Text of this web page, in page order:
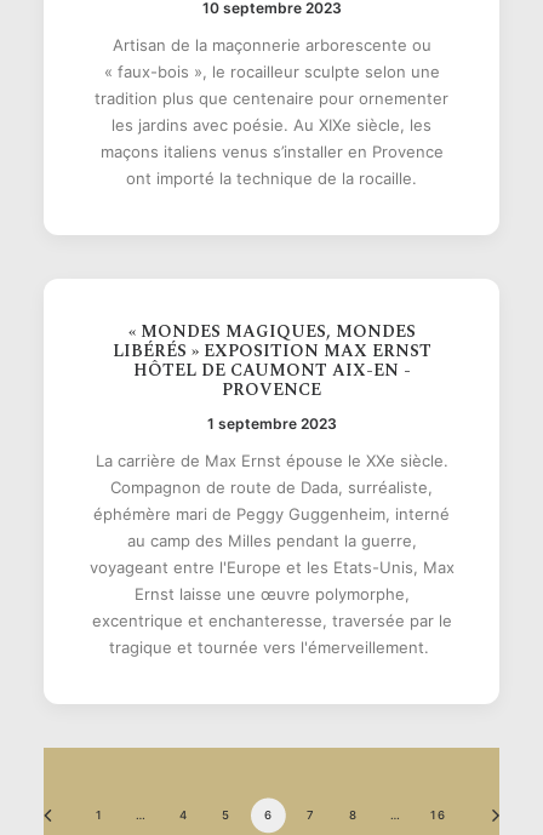
10 septembre 2023
Artisan de la maçonnerie arborescente ou
« faux-bois », le rocailleur sculpte selon une
tradition plus que centenaire pour ornementer
les jardins avec poésie. Au XIXe siècle, les
maçons italiens venus s’installer en Provence
ont importé la technique de la rocaille.
« MONDES MAGIQUES, MONDES
LIBÉRÉS » EXPOSITION MAX ERNST
HÔTEL DE CAUMONT AIX-EN -
PROVENCE
1 septembre 2023
La carrière de Max Ernst épouse le XXe siècle.
Compagnon de route de Dada, surréaliste,
éphémère mari de Peggy Guggenheim, interné
au camp des Milles pendant la guerre,
voyageant entre l'Europe et les Etats-Unis, Max
Ernst laisse une œuvre polymorphe,
excentrique et enchanteresse, traversée par le
tragique et tournée vers l'émerveillement.
1 … 4 5 6 7 8 … 16